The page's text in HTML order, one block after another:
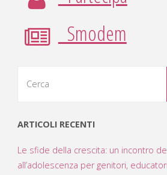
Smodem
ARTICOLI RECENTI
Le sfide della crescita: un incontro
all’adolescenza per genitori,